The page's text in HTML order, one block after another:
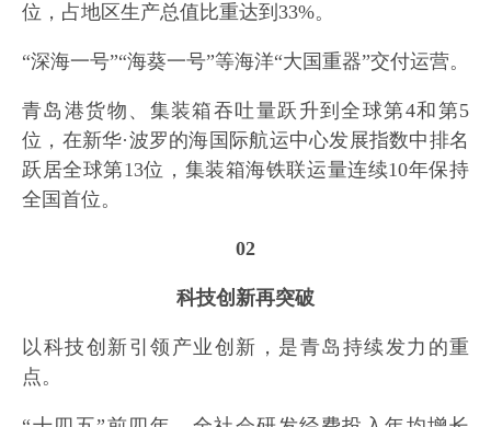
位，占地区生产总值比重达到33%。
“深海一号”“海葵一号”等海洋“大国重器”交付运营。
青岛港货物、集装箱吞吐量跃升到全球第4和第5
位，在新华·波罗的海国际航运中心发展指数中排名
跃居全球第13位，集装箱海铁联运量连续10年保持
全国首位。
02
科技创新再突破
以科技创新引领产业创新，是青岛持续发力的重
点。